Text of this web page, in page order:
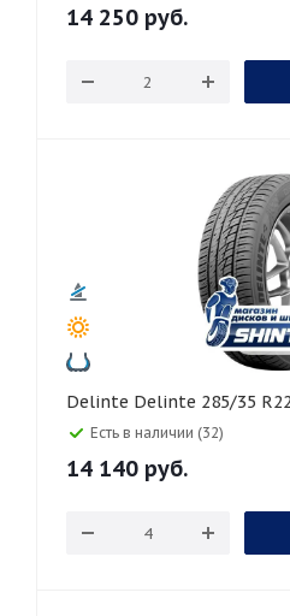
14 250 руб.
Delinte Delinte 285/35
Есть в наличии (32)
14 140 руб.